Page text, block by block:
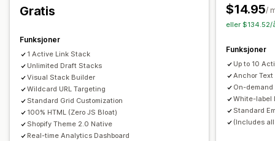
Gratis
Funksjoner
1 Active Link Stack
Unlimited Draft Stacks
Visual Stack Builder
Wildcard URL Targeting
Standard Grid Customization
100% HTML (Zero JS Bloat)
Shopify Theme 2.0 Native
Real-time Analytics Dashboard
$14.95/
eller $134.52/
Funksjoner
Up to 10
Anchor
On-
White-label
Standard
(Includes